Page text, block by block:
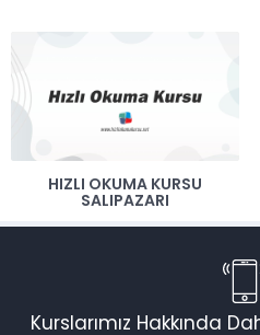
HIZLI OKUMA KURSU
SALIPAZARI
Kurslarımız Hakkında